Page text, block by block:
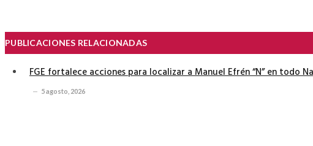
PUBLICACIONES RELACIONADAS
FGE fortalece acciones para localizar a Manuel Efrén “N” en todo
5 agosto, 2026